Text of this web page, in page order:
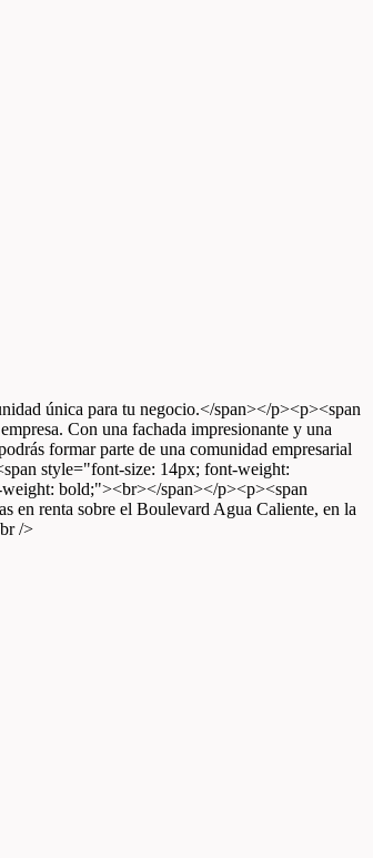
única para tu negocio.</span></p><p><span
Con una fachada impresionante y una
formar parte de una comunidad empresarial
style="font-size: 14px; font-weight:
bold;"><br></span></p><p><span
en renta sobre el Boulevard Agua Caliente, en la
/>